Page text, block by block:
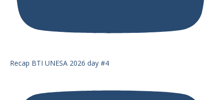
Recap BTI UNESA 2026 day #4